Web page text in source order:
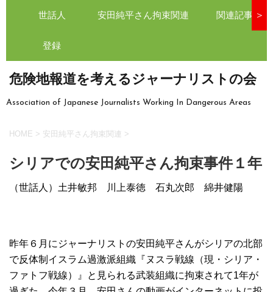
世話人 安田純平さん拘束関連 関連記事
登録
＞
危険地報道を考えるジャーナリストの会
Association of Japanese Journalists Working In Dangerous Areas
HOME > 安田純平さん拘束関連 >
シリアでの安田純平さん拘束事件１年
（世話人）土井敏邦 川上泰徳 石丸次郎 綿井健陽
昨年６月にジャーナリストの安田純平さんがシリアの北部
で反体制イスラム過激派組織『ヌスラ戦線（現・シリア・
ファトフ戦線）』と見られる武装組織に拘束されて1年が